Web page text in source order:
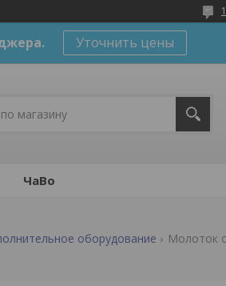
Уточнить цены
ЧаВо
оборудование Молоток